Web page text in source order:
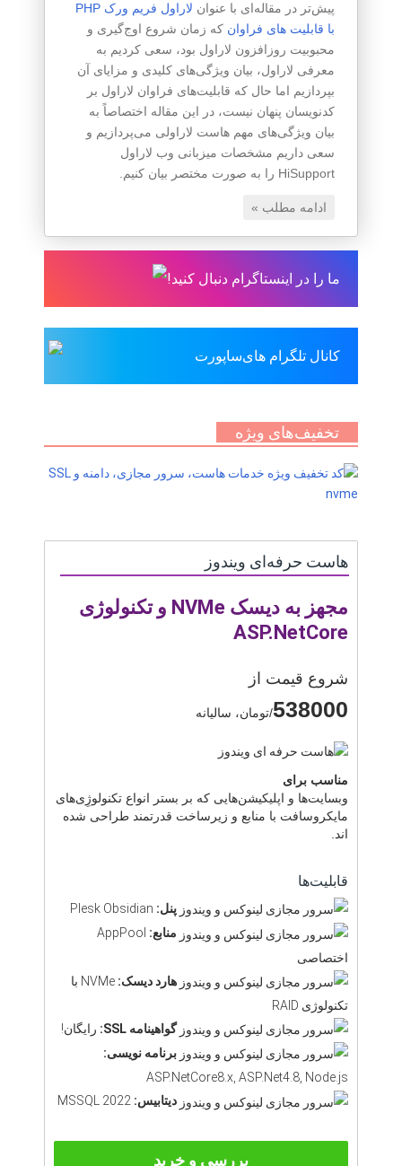
پیش‌تر در مقاله‌ای با عنوان
لاراول فریم ورک PHP
با قابلیت های فراوان که زمان شروع اوج‌گیری و
محبوبیت روزافزون لاراول بود، سعی کردیم به
معرفی لاراول، بیان ویژگی‌های کلیدی و مزایای آن
بپردازیم اما حال که قابلیت‌های فراوان لاراول بر
کدنویسان پنهان نیست، در این مقاله اختصاصاً به
بیان ویژگی‌های مهم هاست لاراولی می‌پردازیم و
سعی داریم مشخصات میزبانی وب لاراول
HiSupport را به صورت مختصر بیان کنیم.
ادامه مطلب »
ما را در اینستاگرام دنبال کنید!
کانال تلگرام های‌ساپورت
تخفیف‌های ویژه
هاست حرفه‌ای ویندوز
مجهز به دیسک NVMe و تکنولوژی
ASP.NetCore
شروع قیمت از
538000/تومان، سالیانه
مناسب برای
وبسایت‌ها و اپلیکیشن‌هایی که بر بستر انواع تکنولوژِی‌های
مایکروسافت با منابع و زیرساخت قدرتمند طراحی شده
اند.
قابلیت‌ها
پنل:
منابع: AppPool
اختصاصی
هارد دیسک:
NVMe با
تکنولوژی RAID
گواهینامه SSL:
رایگان!
برنامه نویسی:
ASP.NetCore8.x, ASP.Net4.8, Node.js
دیتابیس: MSSQL 2022
بررسی و خرید